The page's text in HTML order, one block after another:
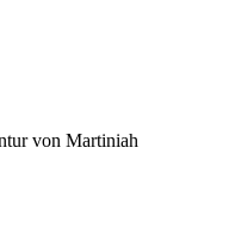
von Martiniah